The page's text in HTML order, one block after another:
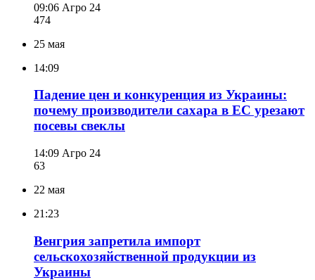
09:06 Агро 24
474
25 мая
14:09
Падение цен и конкуренция из Украины:
почему производители сахара в ЕС урезают
посевы свеклы
14:09 Агро 24
63
22 мая
21:23
Венгрия запретила импорт
сельскохозяйственной продукции из
Украины